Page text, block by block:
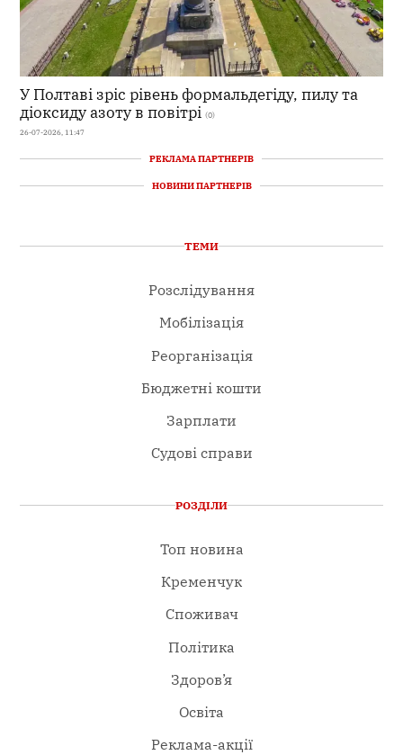
У Полтаві зріс рівень формальдегіду, пилу та
діоксиду азоту в повітрі (0)
26-07-2026, 11:47
РЕКЛАМА ПАРТНЕРІВ
НОВИНИ ПАРТНЕРІВ
ТЕМИ
Розслідування
Мобілізація
Реорганізація
Бюджетні кошти
Зарплати
Судові справи
РОЗДІЛИ
Топ новина
Кременчук
Споживач
Політика
Здоров’я
Освіта
Реклама-акції